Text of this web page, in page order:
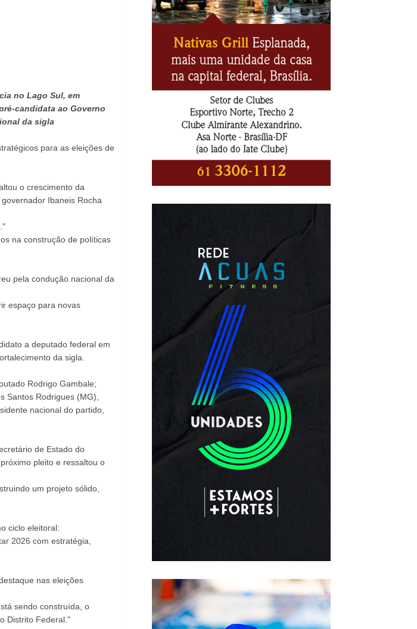
no Lago Sul, em
candidata ao Governo
da sigla
para as eleições de
o crescimento da
Ibaneis Rocha
na construção de políticas
pela condução nacional da
espaço para novas
a deputado federal em
da sigla.
Rodrigo Gambale;
Santos Rodrigues (MG),
nacional do partido,
de Estado do
pleito e ressaltou o
um projeto sólido,
ciclo eleitoral:
2026 com estratégia,
nas eleições
sendo construída, o
Distrito Federal."